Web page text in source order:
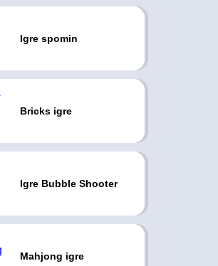
Igre spomin
Bricks igre
Igre Bubble Shooter
Mahjong igre